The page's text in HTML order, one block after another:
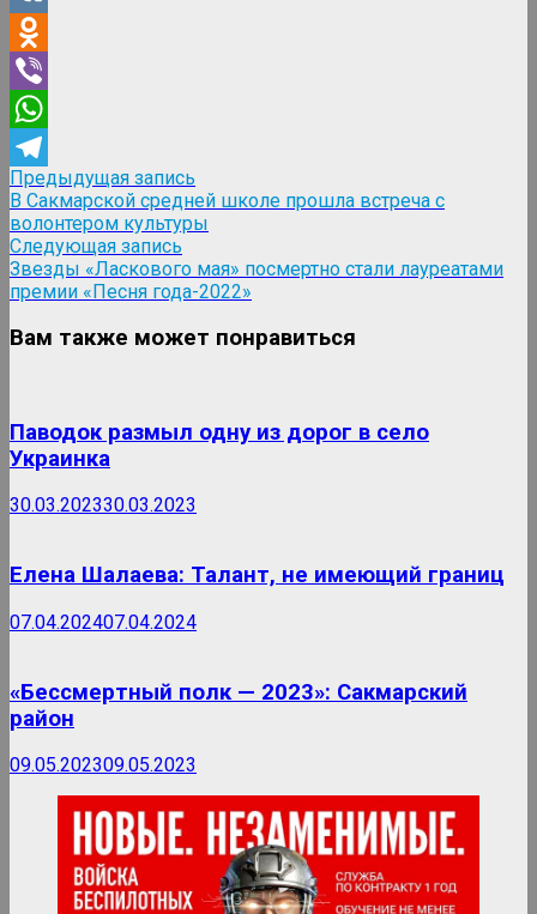
VK
Odnoklassniki
Viber
WhatsApp
Telegram
Навигация
по
записям
Предыдущая запись
запись:
В Сакмарской средней школе прошла встреча с
волонтером культуры
Следующая запись
запись:
Звезды «Ласкового мая» посмертно стали лауреатами
премии «Песня года-2022»
Вам также может понравиться
Паводок размыл одну из дорог в село
Украинка
30.03.202330.03.2023
Елена Шалаева: Талант, не имеющий границ
07.04.202407.04.2024
«Бессмертный полк — 2023»: Сакмарский
район
09.05.202309.05.2023